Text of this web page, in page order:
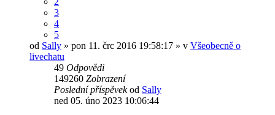
3
4
5
od Sally » pon 11. črc 2016 19:58:17 » v Všeobecně o
livechatu
49 Odpovědi
149260 Zobrazení
Poslední příspěvekod Sally
ned 05. úno 2023 10:06:44